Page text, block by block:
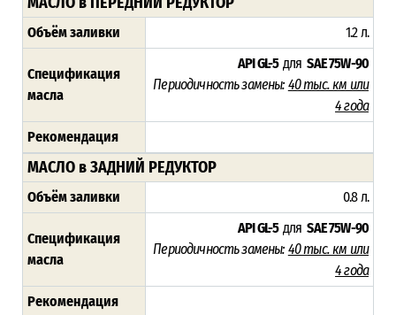
Объём заливки 1.2 л.
Спецификация
масла
API GL-5 дляSAE 75W-90
Периодичность замены: 40 тыс. км или
4 года
Рекомендация
МАСЛО в ЗАДНИЙ РЕДУКТОР
Объём заливки 0.8 л.
Спецификация
масла
API GL-5 дляSAE 75W-90
Периодичность замены: 40 тыс. км или
4 года
Рекомендация